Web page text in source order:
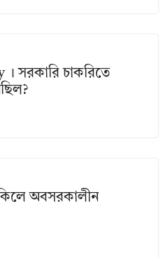
সরকারি চাকরিতে
অবসরকালীন